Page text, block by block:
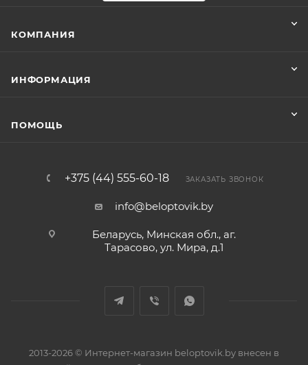
КОМПАНИЯ
ИНФОРМАЦИЯ
ПОМОЩЬ
+375 (44) 555-60-18 ЗАКАЗАТЬ ЗВОНОК
info@beloptovik.by
Беларусь, Минская обл., аг.
Тарасово, ул. Мира, д.1
2013-2026 © Интернет-магазин beloptovik.by внесен в